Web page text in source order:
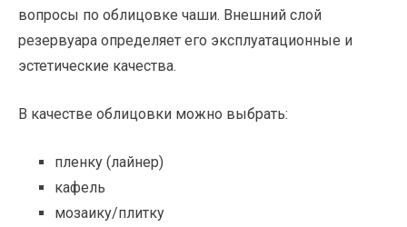
вопросы по облицовке чаши. Внешний слой
резервуара определяет его эксплуатационные и
эстетические качества.
В качестве облицовки можно выбрать:
пленку (лайнер)
кафель
мозаику/плитку